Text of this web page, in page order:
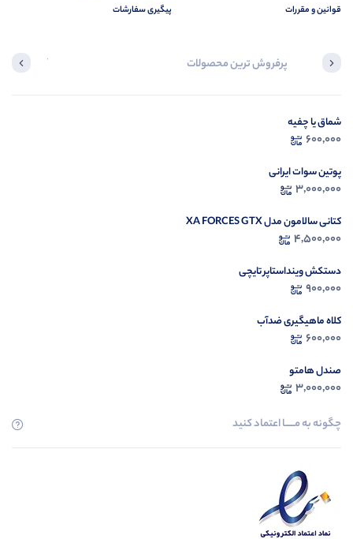
قوانین و مقررات
پیگیری سفارشات
پرفروش ترین محصولات آخرین
شماق یا چفیه
600,000
پوتین سوات ایرانی
3,000,000
کتانی سالامون مدل XA FORCES GTX
4,500,000
دستکش وینداستاپر تایچی
900,000
کلاه ماهیگیری ضدآب
600,000
صندل هامتو
3,000,000
چگونه به مــــــا اعتماد کنید